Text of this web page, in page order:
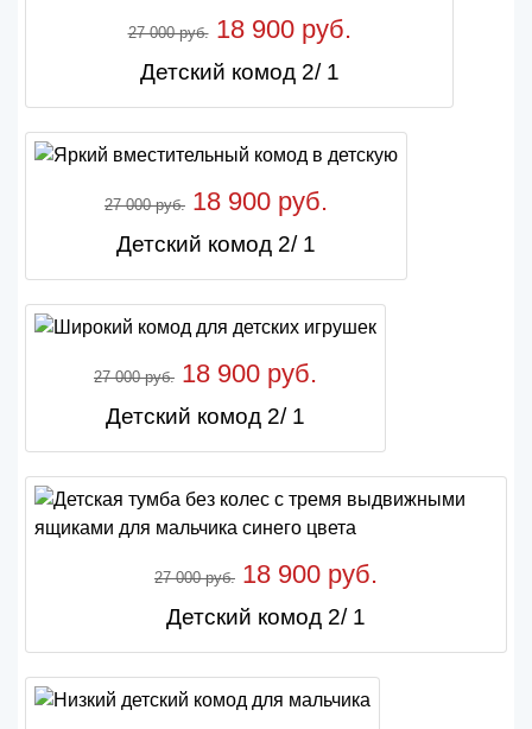
27 000 руб.18 900 руб.
Детский комод 2/ 1
27 000 руб. 18 900 руб.
Детский комод 2/ 1
27 000 руб. 18 900 руб.
Детский комод 2/ 1
27 000 руб. 18 900 руб.
Детский комод 2/ 1